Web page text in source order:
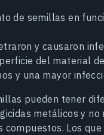
de semillas en
y causaron
del material
y una mayor
pueden tener
metálicos y no
Los